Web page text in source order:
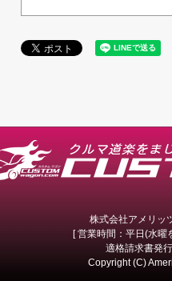
株式会社アメリ
[ 営業時間：平日(水
適格請求書発
Copyright (C)